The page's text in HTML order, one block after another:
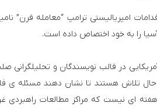
امپریالیستی ترامپ “معامله
را به خود اختصاص داده است.
در قالب نویسندگان و تحلیلگرانی
تلاش هستند تا نشان دهند مسئله­ ی
­ای نیست که مراکز مطالعات راهبردی